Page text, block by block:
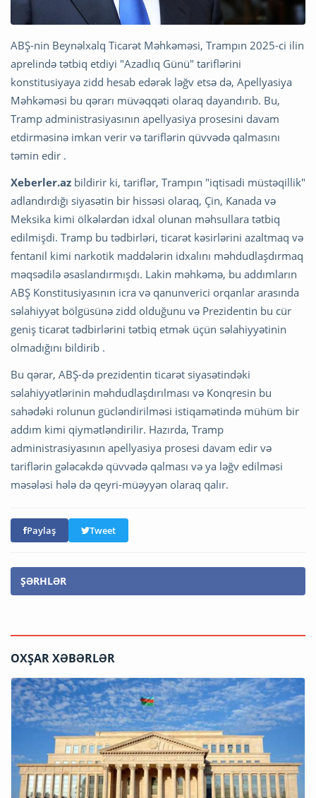
ABŞ-nin Beynəlxalq Ticarət Məhkəməsi, Trampın 2025-ci ilin
aprelində tətbiq etdiyi "Azadlıq Günü" tariflərini
konstitusiyaya zidd hesab edərək ləğv etsə də, Apellyasiya
Məhkəməsi bu qərarı müvəqqəti olaraq dayandırıb. Bu,
Tramp administrasiyasının apellyasiya prosesini davam
etdirməsinə imkan verir və tariflərin qüvvədə qalmasını
təmin edir .
Xeberler.az bildirir ki, tariflər, Trampın "iqtisadi müstəqillik"
adlandırdığı siyasətin bir hissəsi olaraq, Çin, Kanada və
Meksika kimi ölkələrdən idxal olunan məhsullara tətbiq
edilmişdi. Tramp bu tədbirləri, ticarət kəsirlərini azaltmaq və
fentanil kimi narkotik maddələrin idxalını məhdudlaşdırmaq
məqsədilə əsaslandırmışdı. Lakin məhkəmə, bu addımların
ABŞ Konstitusiyasının icra və qanunverici orqanlar arasında
səlahiyyət bölgüsünə zidd olduğunu və Prezidentin bu cür
geniş ticarət tədbirlərini tətbiq etmək üçün səlahiyyətinin
olmadığını bildirib .
Bu qərar, ABŞ-də prezidentin ticarət siyasətindəki
səlahiyyətlərinin məhdudlaşdırılması və Konqresin bu
sahədəki rolunun gücləndirilməsi istiqamətində mühüm bir
addım kimi qiymətləndirilir. Hazırda, Tramp
administrasiyasının apellyasiya prosesi davam edir və
tariflərin gələcəkdə qüvvədə qalması və ya ləğv edilməsi
məsələsi hələ də qeyri-müəyyən olaraq qalır.
Paylaş Tweet
ŞƏRHLƏR
OXŞAR XƏBƏRLƏR